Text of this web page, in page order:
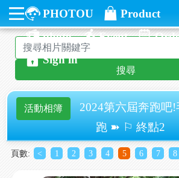
PHOTOU
Product
photo
Event
Sign in
搜尋
活動相簿
2024第六屆奔跑吧!
跑 ➽ ⚐ 終點2
頁數: < 1 2 3 4 5 6 7 8